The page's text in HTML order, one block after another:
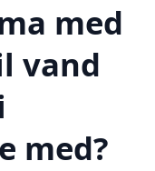
med
vand
med?